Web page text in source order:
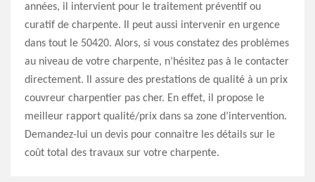
années, il intervient pour le traitement préventif ou
curatif de charpente. Il peut aussi intervenir en urgence
dans tout le 50420. Alors, si vous constatez des problèmes
au niveau de votre charpente, n’hésitez pas à le contacter
directement. Il assure des prestations de qualité à un prix
couvreur charpentier pas cher. En effet, il propose le
meilleur rapport qualité/prix dans sa zone d’intervention.
Demandez-lui un devis pour connaitre les détails sur le
coût total des travaux sur votre charpente.